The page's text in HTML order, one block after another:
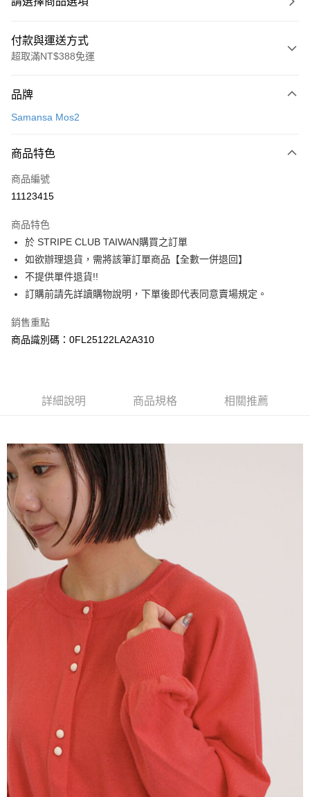
付款與運送方式
超取滿NT$388免運
信用卡一次付款
3 期 0 利率 每期
合作金庫商業銀行
上海商業儲蓄銀行
臺灣中小企業銀行
匯豐（台灣）商業銀行
華泰商業銀行
聯邦商業銀行
遠東國際商業銀行
元大商業銀行
玉山商業銀行
星展（台灣）商業銀行
台灣樂天信用卡公司
超商取貨付款
LINE Pay
Apple Pay
街口支付
悠遊付
大哥付你分期
相關說明
流程，驗證手機門號後，選擇欲分期的期數、繳款截止日，確認付款後即完
消。如遇「轉專審核」未通過狀況，表示未達大哥付你分期系統評分，恕無
法說明評估內容。
【繳款方式說明】
1.分期款項不併入電信帳單，「大哥付你分期」於每月結算日後寄送繳費提
醒簡訊。
2.透過簡訊連結打開帳單後，可選擇「超商條碼／台灣大直營門市／銀行轉
帳／街口支付／iPASS MONEY」等通路繳費。
【注意事項】
1.本服務係由「台灣大哥大股份有限公司」（以下簡稱本公司）所提供，讓
用戶於交易時，得透過本服務購買商品或服務，並由商店將買賣／分期付款
買賣價金債權讓與本公司後，依約使用本公司帳單繳交帳款。
2.基於同意付款使用「大哥付你分期」之契約關係目的，商店將以您的個人
資料（包含姓名、電話或地址）提供予台灣大哥大進項蒐集、處理及利用，
由本公司與您本人進行分期帳單所需資料之確認、核對及更正。
3.完整用戶服務條款，請詳閱以下連結：
https://oppay.tw/userRule
【關於「AFTEE先享後付」】
１．簡單：不需註冊會員、不需綁卡、不需儲值。
２．便利：只要手機號碼，簡訊認證，即可結帳。
３．安心：先確認商品／服務後，再付款。
【「AFTEE先享後付」結帳流程】
１．於結帳方式選擇「AFTEE先享後付」後，將跳轉至「AFTEE先享後付」
結帳頁面，進行簡訊認證並確認金額後，即可完成結帳。
２．訂單成立數日內，您將收到繳費通知簡訊。
３．收到繳費通知簡訊後14天內，點擊此簡訊中的連結，可透過四大超商／
ATM／網路銀行／等多元方式進行付款，方視為交易完成。
※ 請注意：結帳手續完成當下不需立刻繳費，但若您需要取消訂單，請聯絡
購買商品的店家。未經商家同意取消之訂單仍視為有效，需透過AFTEE先享
後付繳納相關費用。
※ 交易是否成功請以「AFTEE先享後付 」之結帳頁面顯示為準，若有關於
是否繳費成功／繳費後需取消欲退款等相關疑問，請聯繫「AFTEE先享後付
https://netprotections.freshdesk.com/support/home
１．透過由恩沛科技股份有限公司提供之「AFTEE先享後付」服務完成之交
易，需依本服務之必要範圍內提供個人資料，並將交易相關給付款項請求債
權轉讓予恩沛科技股份有限公司。
２．關於個人資料處理事宜，請瀏覽以下網址：
３．未成年的使用者請事先徵得法定代理人或監護人之同意方可使用
「AFTEE先享後付」，若未經同意申辦者引起之損失，本公司不負相關責
４．使用「AFTEE先享後付」時，將依據個別帳號之用戶狀況，依本公司即
時審查核予不同之上限額度；若仍有額度不足之情形，本公司將視審查結果
運送方式
全家取貨付款
每筆NT$60，滿NT$388(含以上)免運費
全家純取貨
每筆NT$60，滿NT$388(含以上)免運費
萊爾富取貨付款
每筆NT$60，滿NT$888(含以上)免運費
每筆NT$60，滿NT$888(含以上)免運費
每筆NT$60，滿NT$888(含以上)免運費
每筆NT$60，滿NT$888(含以上)免運費
每筆NT$90，滿NT$888(含以上)免運費
品牌
Samansa Mos2
商品特色
商品編號
11123415
商品特色
於 STRIPE CLUB TAIWAN購買之訂單
如欲辦理退貨，需將該筆訂單商品【全數一併退回】
不提供單件退貨!!
訂購前請先詳讀購物說明，下單後即代表同意賣場規定。
銷售重點
商品識別碼：0FL25122LA2A310
詳細說明 商品規格 相關推薦